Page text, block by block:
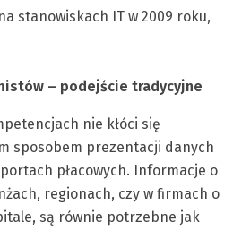
stanowiskach IT w 2009 roku,
– podejście tradycyjne
nie kłóci się
sposobem prezentacji danych
płacowych. Informacje o
regionach, czy w firmach o
są równie potrzebne jak